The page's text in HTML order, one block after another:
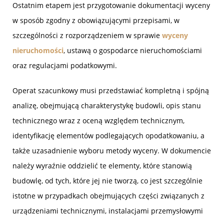
Ostatnim etapem jest przygotowanie dokumentacji wyceny
w sposób zgodny z obowiązującymi przepisami, w
szczególności z rozporządzeniem w sprawie wyceny
nieruchomości, ustawą o gospodarce nieruchomościami
oraz regulacjami podatkowymi.
Operat szacunkowy musi przedstawiać kompletną i spójną
analizę, obejmującą charakterystykę budowli, opis stanu
technicznego wraz z oceną względem technicznym,
identyfikację elementów podlegających opodatkowaniu, a
także uzasadnienie wyboru metody wyceny. W dokumencie
należy wyraźnie oddzielić te elementy, które stanowią
budowlę, od tych, które jej nie tworzą, co jest szczególnie
istotne w przypadkach obejmujących części związanych z
urządzeniami technicznymi, instalacjami przemysłowymi